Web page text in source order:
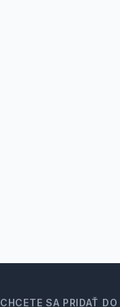
CHCETE SA PRIDAŤ